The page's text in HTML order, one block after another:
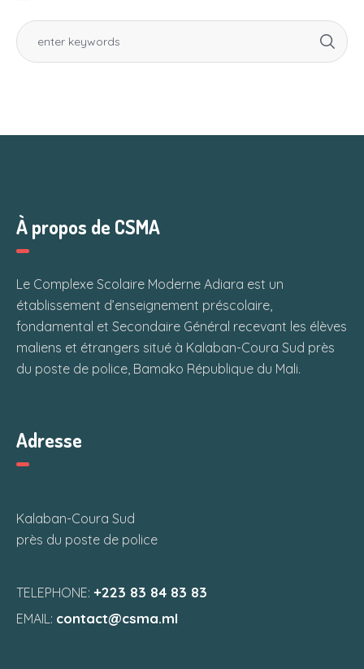
À propos de CSMA
Le Complexe Scolaire Moderne Adiara est un
établissement d’enseignement préscolaire,
fondamental et Secondaire Général recevant les élèves
maliens et étrangers situé à Kalaban-Coura Sud près
du poste de police, Bamako République du Mali.
Adresse
Kalaban-Coura Sud
près du poste de police
TELEPHONE:+223 83 84 83 83
EMAIL: contact@csma.ml